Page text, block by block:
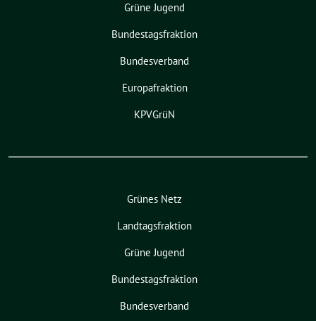
Grüne Jugend
Bundestagsfraktion
Bundesverband
Europafraktion
KPVGrüN
Grünes Netz
Landtagsfraktion
Grüne Jugend
Bundestagsfraktion
Bundesverband